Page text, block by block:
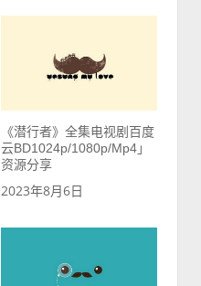
《潜行者》全集电视剧百度
云BD1024p/1080p/Mp4」
资源分享
2023年8月6日